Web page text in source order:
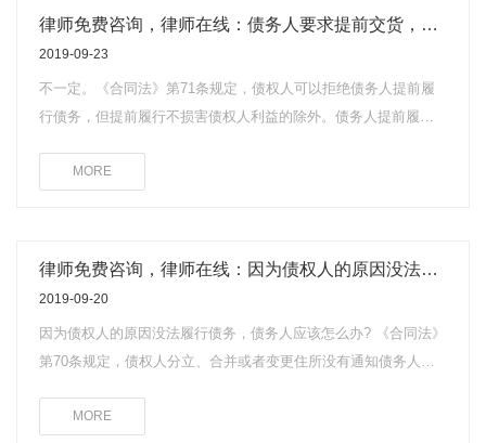
务，经催告后在合理期限内仍未履行;(4)当事人一方迟延履行债务
律师免费咨询，律师在线：债务人要求提前交货，债权人一定要同意吗?
2019-09-23
不一定。《合同法》第71条规定，债权人可以拒绝债务人提前履
行债务，但提前履行不损害债权人利益的除外。债务人提前履行
MORE
律师免费咨询，律师在线：因为债权人的原因没法履行债务，债务人应该怎么办?
2019-09-20
因为债权人的原因没法履行债务，债务人应该怎么办? 《合同法》
第70条规定，债权人分立、合并或者变更住所没有通知债务人，
存。第103条规定，标的物提存后，毁损、灭失的风险由债权人承
MORE